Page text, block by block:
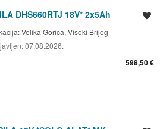
DHS660RTJ 18V* 2x5Ah
Velika Gorica, Visoki Brijeg
07.08.2026.
598,50 €